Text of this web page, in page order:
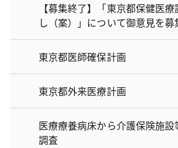
【募集終了】「東京都保健医
し（案）」について御意見を募
東京都医師確保計画
東京都外来医療計画
医療療養病床から介護保険施
調査